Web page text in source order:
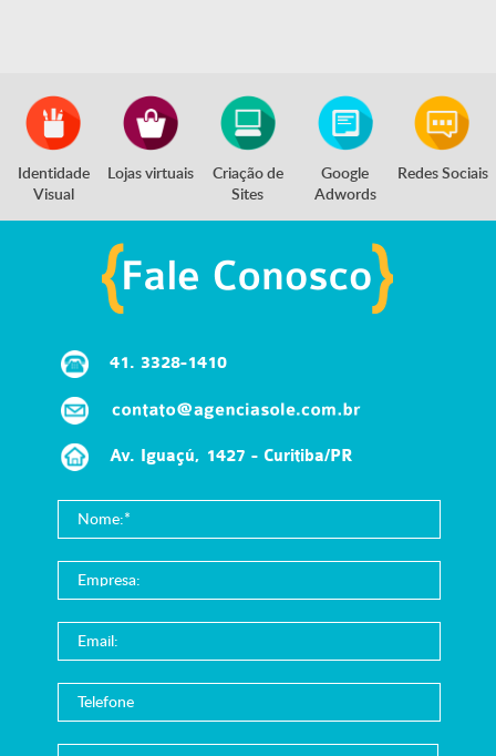
Identidade
Visual
Lojas virtuais
Criação de
Sites
Google
Adwords
Redes Sociais
41. 3328-1410
Av. Iguaçú, 1427 - Curitiba/PR